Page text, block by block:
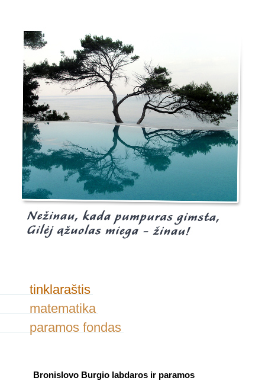
tinklaraštis
matematika
paramos fondas
Bronislovo Burgio labdaros ir paramos